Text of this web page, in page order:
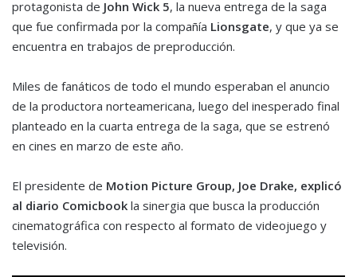
protagonista de John Wick 5, la nueva entrega de la saga
que fue confirmada por la compañía Lionsgate, y que ya se
encuentra en trabajos de preproducción.
Miles de fanáticos de todo el mundo esperaban el anuncio
de la productora norteamericana, luego del inesperado final
planteado en la cuarta entrega de la saga, que se estrenó
en cines en marzo de este año.
El presidente de Motion Picture Group, Joe Drake, explicó
al diario Comicbook la sinergia que busca la producción
cinematográfica con respecto al formato de videojuego y
televisión.